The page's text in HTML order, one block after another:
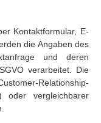
Kontaktformular, E-
die Angaben des
und deren
verarbeitet. Die
Relationship-
oder vergleichbarer